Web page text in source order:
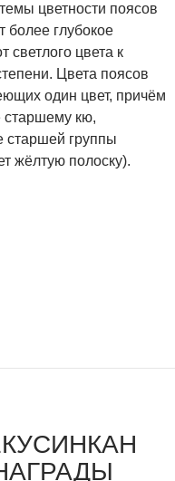
цветности поясов
более глубокое
светлого цвета к
Цвета поясов
один цвет, причём
старшему кю,
старшей группы
жёлтую полоску).